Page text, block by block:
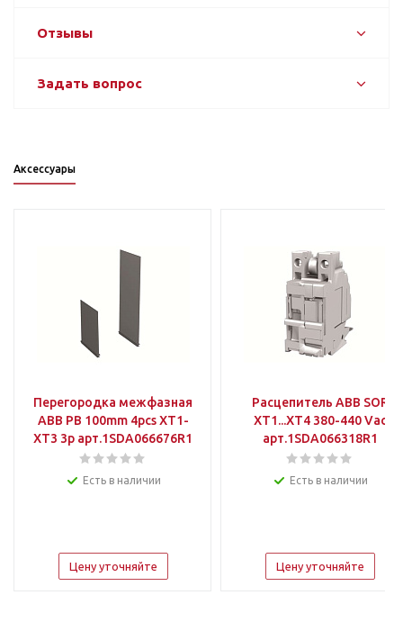
Отзывы
Задать вопрос
Аксессуары
Перегородка межфазная
АВВ PB 100mm 4pcs XT1-
XT3 3p арт.1SDA066676R1
Есть в наличии
Цену уточняйте
Расцепитель АВВ SOR
XT1...XT4 380-440 Vac
арт.1SDA066318R1
Есть в наличии
Цену уточняйте